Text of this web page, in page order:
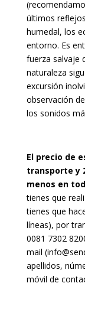
últimos
humedal, los
entorno. Es
fuerza salvaje
naturaleza
excursión
observación
los sonidos
El precio de
transporte y
menos en
tienes que
tienes que
líneas), por
0081 7302
mail
apellidos,
móvil de